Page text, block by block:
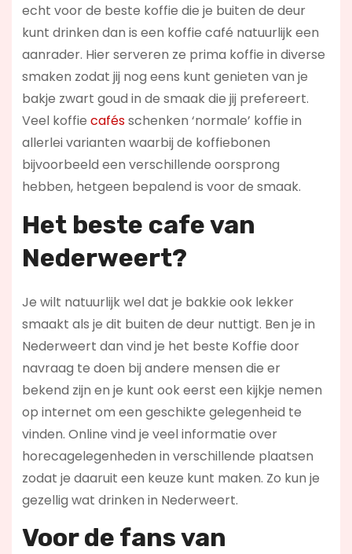
echt voor de beste koffie die je buiten de deur
kunt drinken dan is een koffie café natuurlijk een
aanrader. Hier serveren ze prima koffie in diverse
smaken zodat jij nog eens kunt genieten van je
bakje zwart goud in de smaak die jij prefereert.
Veel koffie cafésschenken ‘normale’ koffie in
allerlei varianten waarbij de koffiebonen
bijvoorbeeld een verschillende oorsprong
hebben, hetgeen bepalend is voor de smaak.
Het beste cafe van
Nederweert?
Je wilt natuurlijk wel dat je bakkie ook lekker
smaakt als je dit buiten de deur nuttigt. Ben je in
Nederweert dan vind je het beste Koffie door
navraag te doen bij andere mensen die er
bekend zijn en je kunt ook eerst een kijkje nemen
op internet om een geschikte gelegenheid te
vinden. Online vind je veel informatie over
horecagelegenheden in verschillende plaatsen
zodat je daaruit een keuze kunt maken. Zo kun je
gezellig wat drinken in Nederweert.
Voor de fans van